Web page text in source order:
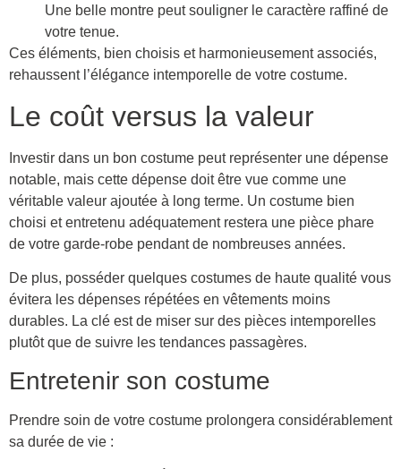
Une belle montre peut souligner le caractère raffiné de
votre tenue.
Ces éléments, bien choisis et harmonieusement associés,
rehaussent l’élégance intemporelle de votre costume.
Le coût versus la valeur
Investir dans un bon costume peut représenter une dépense
notable, mais cette dépense doit être vue comme une
véritable valeur ajoutée à long terme. Un costume bien
choisi et entretenu adéquatement restera une pièce phare
de votre garde-robe pendant de nombreuses années.
De plus, posséder quelques costumes de haute qualité vous
évitera les dépenses répétées en vêtements moins
durables. La clé est de miser sur des pièces intemporelles
plutôt que de suivre les tendances passagères.
Entretenir son costume
Prendre soin de votre costume prolongera considérablement
sa durée de vie :